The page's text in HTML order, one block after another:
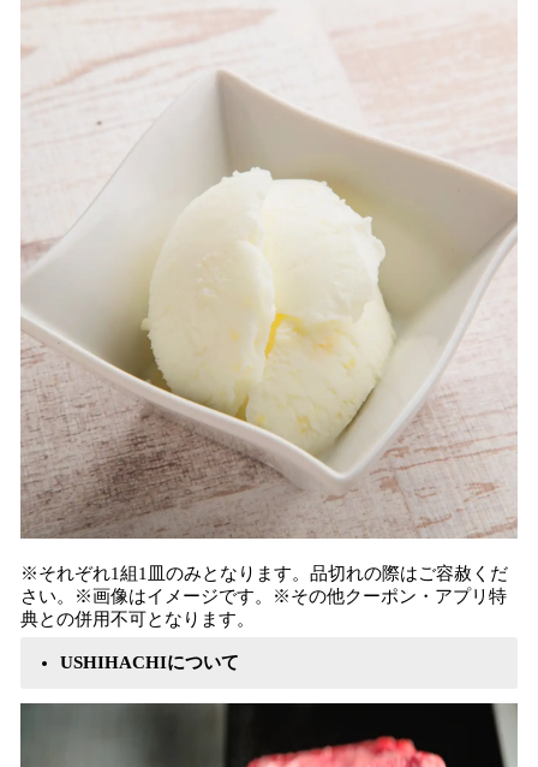
※それぞれ1組1皿のみとなります。品切れの際はご容赦くだ
さい。※画像はイメージです。※その他クーポン・アプリ特
典との併用不可となります。
USHIHACHIについて